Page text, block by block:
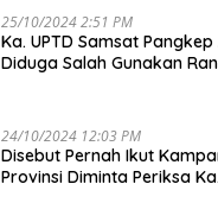
25/10/2024 2:51 PM
Ka. UPTD Samsat
Diduga Salah Gunakan
24/10/2024 12:03 PM
Disebut Pernah Ikut
Provinsi Diminta Periksa